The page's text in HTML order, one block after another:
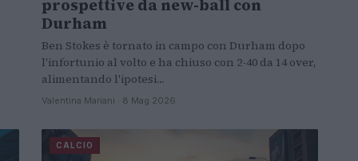
prospettive da new-ball con
Durham
Ben Stokes è tornato in campo con Durham dopo
l'infortunio al volto e ha chiuso con 2-40 da 14 over,
alimentando l'ipotesi…
Valentina Mariani · 8 Mag 2026
CALCIO